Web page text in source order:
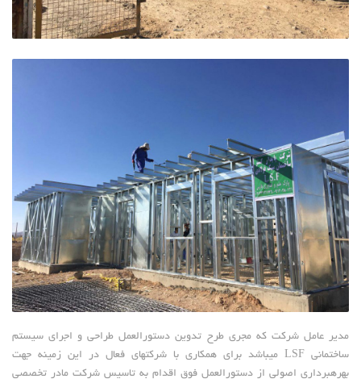
مدیر عامل شرکت که مجری طرح تدوین دستورالعمل طراحی و اجرای سیستم
ساختمانی LSF میباشد برای همکاری با شرکتهای فعال در این زمینه جهت
بهرهبرداری اصولی از دستورالعمل فوق اقدام به تاسیس شرکت مادر تخصصی